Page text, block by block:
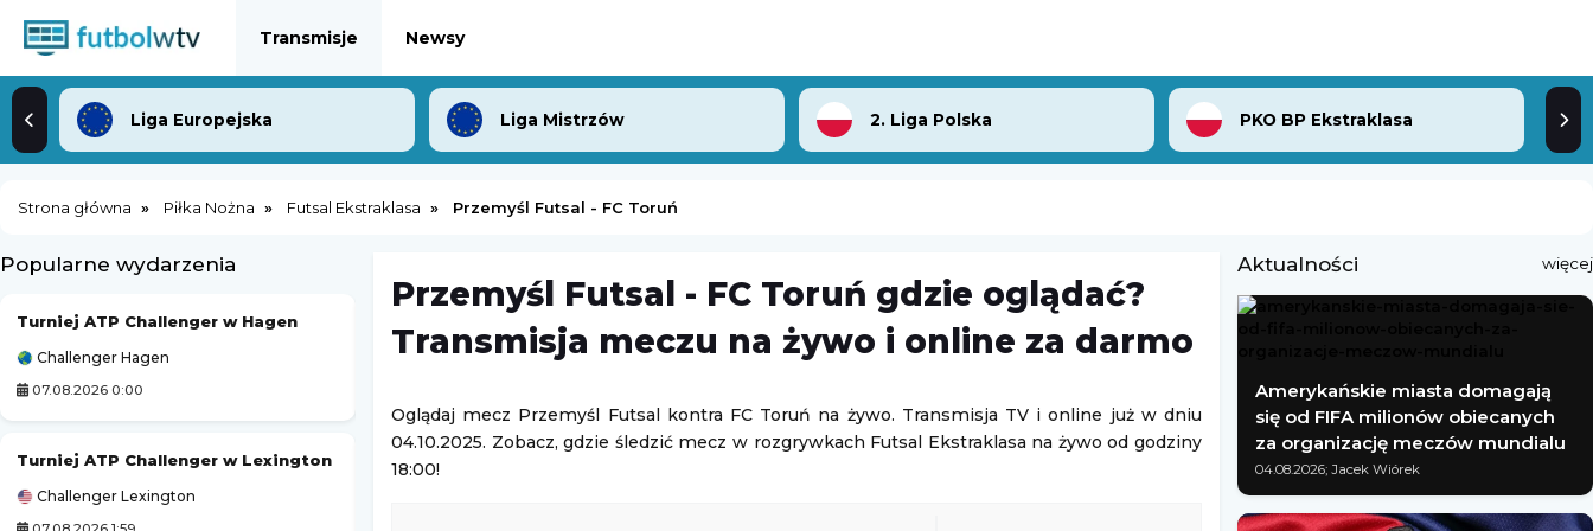
Transmisje Newsy
Liga Europejska Liga Mistrzów 2. Liga Polska PKO BP Ekstraklasa
Strona główna Piłka Nożna Futsal Ekstraklasa Przemyśl Futsal - FC Toruń
Popularne wydarzenia
Turniej ATP Challenger w Hagen
Challenger Hagen
07.08.2026 0:00
Turniej ATP Challenger w Lexington
Challenger Lexington
-
Elite League (Angielska Liga Żużlowa)
Jessica Pegula
Nikola Bartunkova
WTA Toronto
Przemyśl Futsal - FC Toruń gdzie oglądać?
Transmisja meczu na żywo i online za darmo
Oglądaj mecz Przemyśl Futsal kontra FC Toruń na żywo. Transmisja TV i online już w dniu
04.10.2025. Zobacz, gdzie śledzić mecz w rozgrywkach Futsal Ekstraklasa na żywo od godziny
18:00!
Aktualności więcej
Amerykańskie miasta domagają
się od FIFA milionów obiecanych
za organizację meczów mundialu
04.08.2026; Jacek Wiórek